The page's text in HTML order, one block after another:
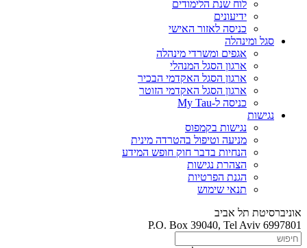
לוח שנת הלימודים
ידיעונים
כניסה לאזור האישי
סגל ומינהלה
אגפים ומשרדי מינהלה
ארגון הסגל המנהלי
ארגון הסגל האקדמי הבכיר
ארגון הסגל האקדמי הזוטר
כניסה ל-My Tau
נגישות
נגישות בקמפוס
מניעה וטיפול בהטרדה מינית
הנחיות בדבר חוק חופש המידע
הצהרת נגישות
הגנת הפרטיות
תנאי שימוש
אוניברסיטת תל אביב
P.O. Box 39040, Tel Aviv 6997801